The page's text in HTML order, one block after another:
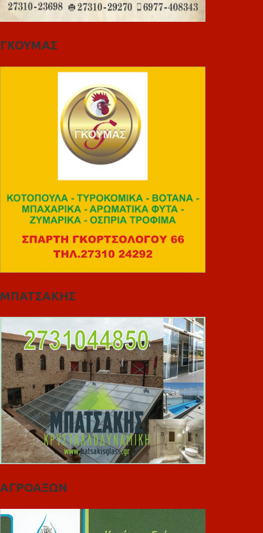
ΓΚΟΥΜΑΣ
ΜΠΑΤΣΑΚΗΣ
ΑΓΡΟΑΞΩΝ